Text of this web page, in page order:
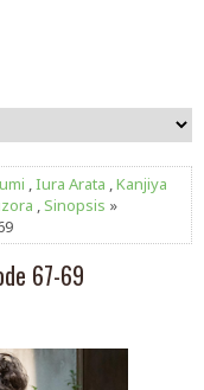
,Iura Arata ,Kanjiya
, Sinopsis »
67-69